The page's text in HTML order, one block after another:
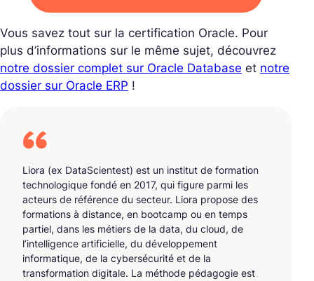
Vous savez tout sur la certification Oracle. Pour
plus d’informations sur le même sujet, découvrez
notre dossier complet sur Oracle Database et notre
dossier sur Oracle ERP !
Liora (ex DataScientest) est un institut de formation
technologique fondé en 2017, qui figure parmi les
acteurs de référence du secteur. Liora propose des
formations à distance, en bootcamp ou en temps
partiel, dans les métiers de la data, du cloud, de
l’intelligence artificielle, du développement
informatique, de la cybersécurité et de la
transformation digitale. La méthode pédagogie est